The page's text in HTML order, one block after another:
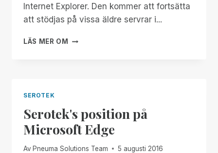
Internet Explorer. Den kommer att fortsätta
att stödjas på vissa äldre servrar i...
LÄS MER OM
SLUTET
SEROTEK
Serotek's position på
Microsoft Edge
Av Pneuma Solutions Team 5 augusti 2016